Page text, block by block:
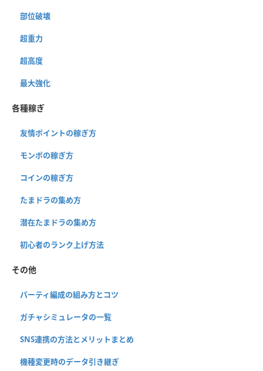
部位破壊
超重力
超高度
最大強化
各種稼ぎ
友情ポイントの稼ぎ方
モンポの稼ぎ方
コインの稼ぎ方
たまドラの集め方
潜在たまドラの集め方
初心者のランク上げ方法
その他
パーティ編成の組み方とコツ
ガチャシミュレータの一覧
SNS連携の方法とメリットまとめ
機種変更時のデータ引き継ぎ